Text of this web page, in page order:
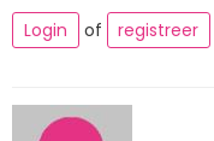
Login
of registreer